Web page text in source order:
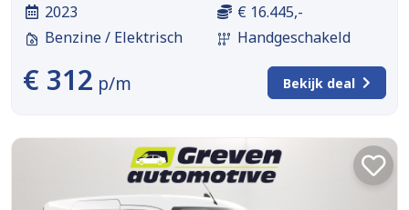
2023
Benzine / Elektrisch
€ 16.445,-
Handgeschakeld
€ 312 p/m Bekijk deal